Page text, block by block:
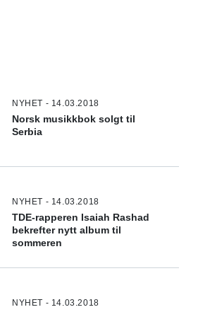
NYHET - 14.03.2018
Norsk musikkbok solgt til
Serbia
NYHET - 14.03.2018
TDE-rapperen Isaiah Rashad
bekrefter nytt album til
sommeren
NYHET - 14.03.2018